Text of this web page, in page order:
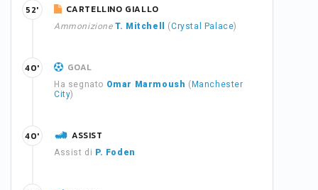
CARTELLINO GIALLO
Ammonizione T. Mitchell (Crystal Palace)
52'
GOAL
Ha segnato Omar Marmoush ( Manchester
City)
40'
ASSIST
Assist di P. Foden
40'